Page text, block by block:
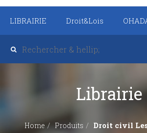
LIBRAIRIE Droit&Lois
Recueil de texte de
lois
Librairie
Home Produits Droit civil